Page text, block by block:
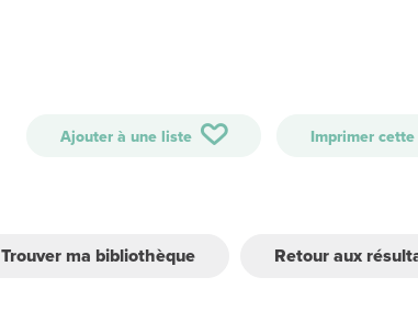
Ajouter à une liste Imprimer
Trouver ma bibliothèque Retour aux